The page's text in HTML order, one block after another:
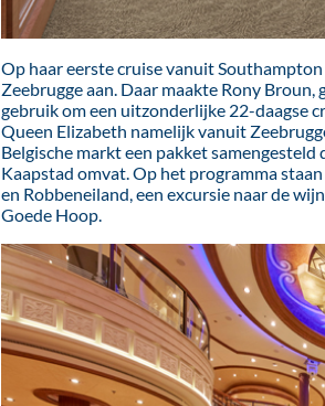
Op haar eerste cruise vanuit
Zeebrugge aan. Daar maakte Rony
gebruik om een uitzonderlijke 22-daagse
Queen Elizabeth namelijk vanuit
Belgische markt een pakket
Kaapstad omvat. Op het programma
en Robbeneiland, een excursie naar de
Goede Hoop.